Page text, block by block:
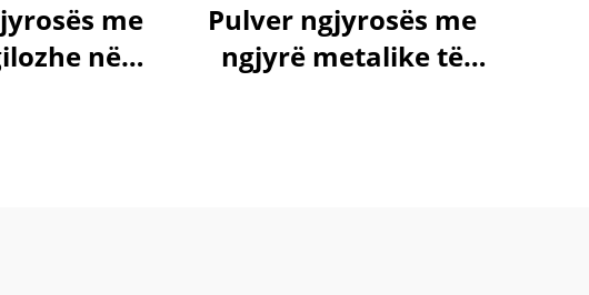
me
në
Pulver ngjyrosës me
ngjyrë metalike të